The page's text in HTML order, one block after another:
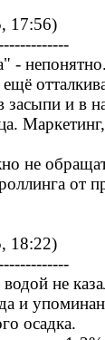
17:56)
-
и в
не
от
18:22)
не
и
осадка.